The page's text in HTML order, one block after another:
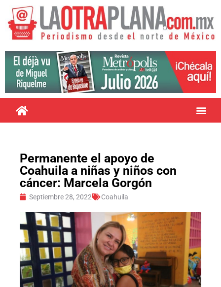
Permanente el apoyo de
Coahuila a niñas y niños con
cáncer: Marcela Gorgón
Septiembre 28, 2022 Coahuila